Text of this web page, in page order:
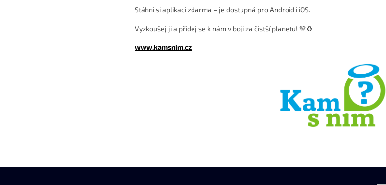
Stáhni si aplikaci zdarma – je dostupná pro Android i iOS.
Vyzkoušej ji a přidej se k nám v boji za čistší planetu! 💚♻️
www.kamsnim.cz